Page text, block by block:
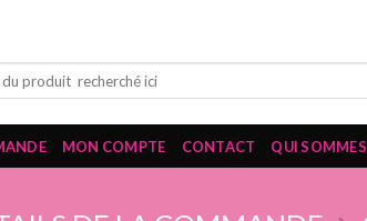
MON COMPTE CONTACT QUI